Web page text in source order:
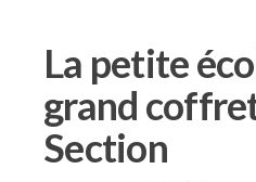
La petite
grand
Section